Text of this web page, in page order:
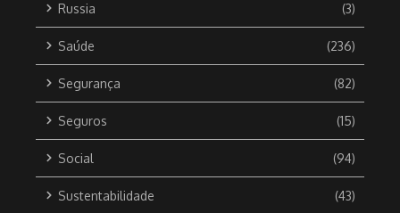
Russia (3)
Saúde (236)
Segurança (82)
Seguros (15)
Social (94)
Sustentabilidade (43)